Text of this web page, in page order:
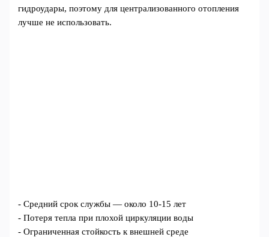
гидроудары, поэтому для централизованного отопления
лучше не использовать.
- Средний срок службы — около 10-15 лет
- Потеря тепла при плохой циркуляции воды
- Ограниченная стойкость к внешней среде